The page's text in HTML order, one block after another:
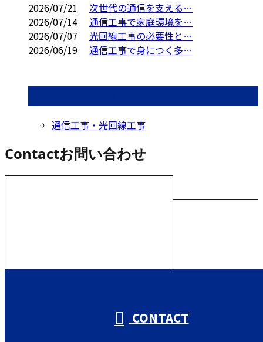
2026/07/21
次世代の通信を支える…
2026/07/14
通信工事で家庭環境を…
2026/07/07
光回線工事の必要性と…
2026/06/19
通信工事で身につく多…
通信工事・光回線工事
Contactお問い合わせ
CONTACT